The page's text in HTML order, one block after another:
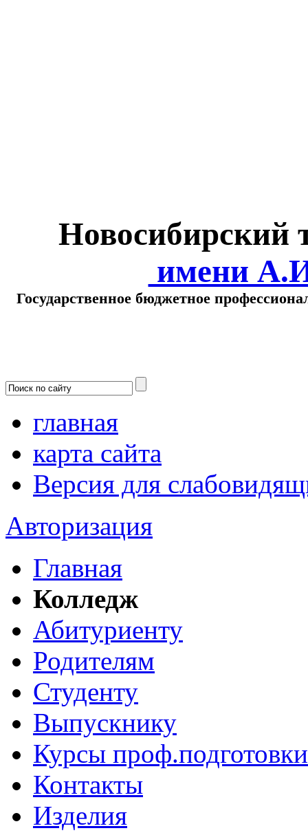
Новосибирский
имени
Государственное бюджетное
главная
карта сайта
Версия для
Авторизация
Главная
Колледж
Абитуриенту
Родителям
Студенту
Выпускнику
Курсы проф.подготовки
Контакты
Изделия